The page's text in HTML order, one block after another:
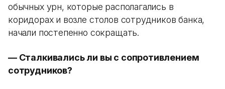
обычных урн, которые располагались в
коридорах и возле столов сотрудников банка,
начали постепенно сокращать.
— Сталкивались ли вы с сопротивлением
сотрудников?